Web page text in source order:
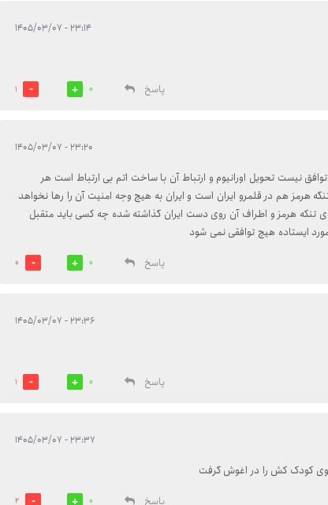
۲۳:۱۴ - ۱۴۰۵/۰۳/۰۷
پاسخ
0
1
۲۳:۲۰ - ۱۴۰۵/۰۳/۰۷
نیست تحویل اورانیوم و ارتباط آن با ساخت اتم بی ارتباط است هر
هرمز هم در قلمرو ایران است و ایران به هیچ وجه امنیت آن را رها نخواهد
تنکه هرمز و اطراف آن روی دست ایران گذاشته شده چه کسی باید متقبل
ایستاده هیچ توافقی نمی شود
پاسخ
0
0
۲۳:۳۶ - ۱۴۰۵/۰۳/۰۷
پاسخ
0
1
۲۳:۳۷ - ۱۴۰۵/۰۳/۰۷
کودک کش را در اغوش گرفت
0
2